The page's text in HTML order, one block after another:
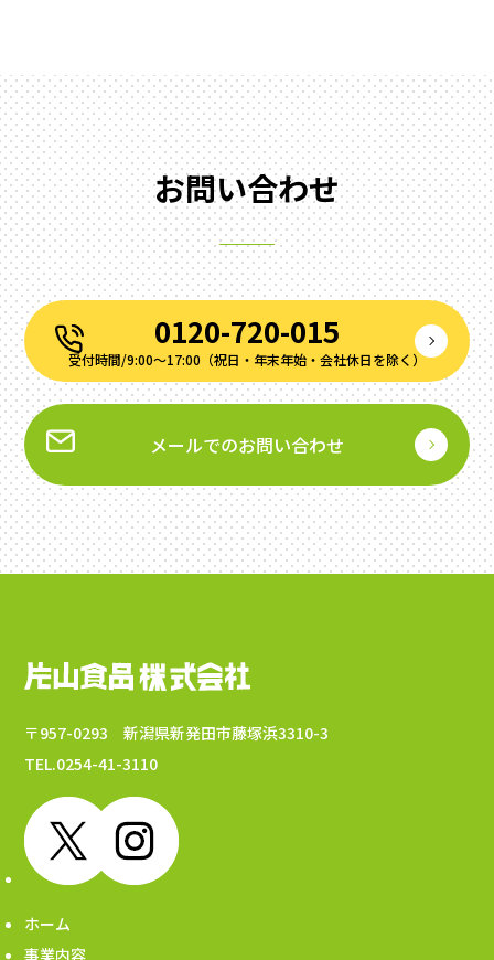
お問い合わせ
0120-720-015
受付時間/9:00～17:00（祝⽇‧年末年始‧会社休⽇を除く）
メールでのお問い合わせ
〒957-0293 新潟県新発田市藤塚浜3310-3
TEL.0254-41-3110
ホーム
事業内容